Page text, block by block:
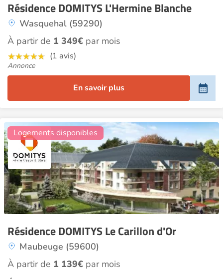
Résidence DOMITYS L'Hermine Blanche
Wasquehal (59290)
À partir de 1 349€ par mois
(1 avis)
Annonce
En savoir plus
Résidence DOMITYS Le Carillon d'Or
Maubeuge (59600)
Logements disponibles
À partir de 1 139€ par mois